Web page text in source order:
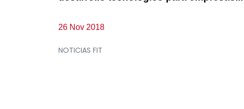
26 Nov 2018
NOTICIAS FIT